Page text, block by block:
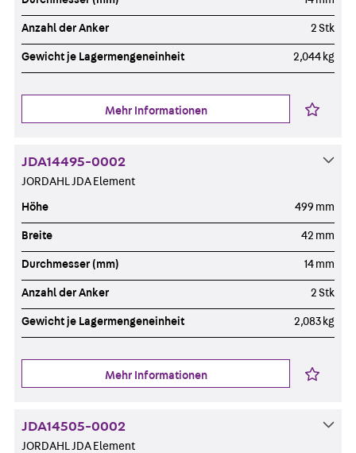
Anzahl der Anker 2 Stk
Gewicht je Lagermengeneinheit 2,044 kg
Mehr Informationen
JDA14495-0002
JORDAHL JDA Element
Höhe 499 mm
Breite 42 mm
Durchmesser (mm) 14 mm
Anzahl der Anker 2 Stk
Gewicht je Lagermengeneinheit 2,083 kg
Mehr Informationen
JDA14505-0002
JORDAHL JDA Element